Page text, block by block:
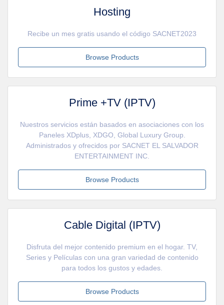
Hosting
Recibe un mes gratis usando el código SACNET2023
Browse Products
Prime +TV (IPTV)
Nuestros servicios están basados en asociaciones con los
Paneles XDplus, XDGO, Global Luxury Group.
Administrados y ofrecidos por SACNET EL SALVADOR
ENTERTAINMENT INC.
Browse Products
Cable Digital (IPTV)
Disfruta del mejor contenido premium en el hogar. TV,
Series y Películas con una gran variedad de contenido
para todos los gustos y edades.
Browse Products